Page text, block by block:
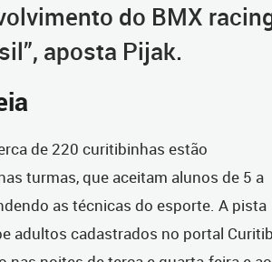
do BMX
aposta Pijak.
de 220 curitibinhas estão
turmas, que aceitam alunos de 5 a
as técnicas do esporte. A pista
adultos cadastrados no portal